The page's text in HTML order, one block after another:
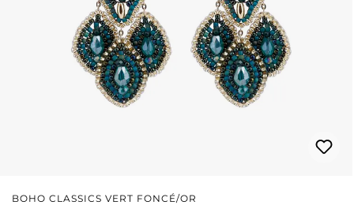
BOHO CLASSICS VERT FONCÉ/OR